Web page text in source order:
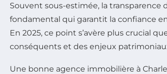
Souvent sous-estimée, la
fondamental qui garantit la confiance
En 2025, ce point s’avère plus crucial
conséquents et des enjeux
Une bonne agence immobilière à